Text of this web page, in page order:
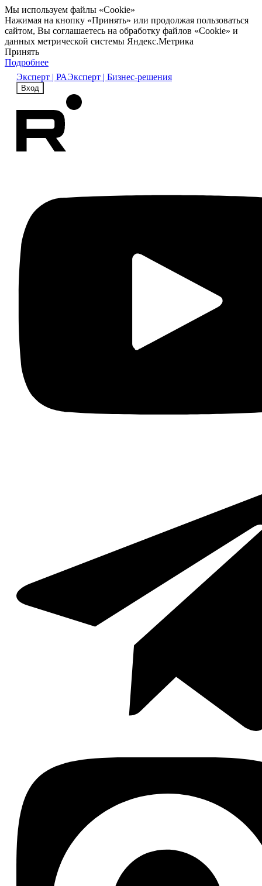
Мы используем файлы «Cookie»
Нажимая на кнопку «Принять» или продолжая пользоваться
сайтом, Вы соглашаетесь на обработку файлов «Cookie» и
данных метрической системы Яндекс.Метрика
Принять
Подробнее
Эксперт | РАЭксперт | Бизнес-решения
Вход